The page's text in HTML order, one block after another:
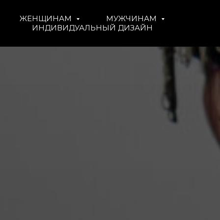
ЖЕНЩИНАМ
МУЖЧИНАМ
ИНДИВИДУАЛЬНЫЙ ДИЗАЙН